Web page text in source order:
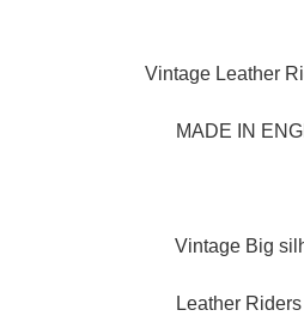
Vintage Leather
MADE IN
Vintage Big
Leather